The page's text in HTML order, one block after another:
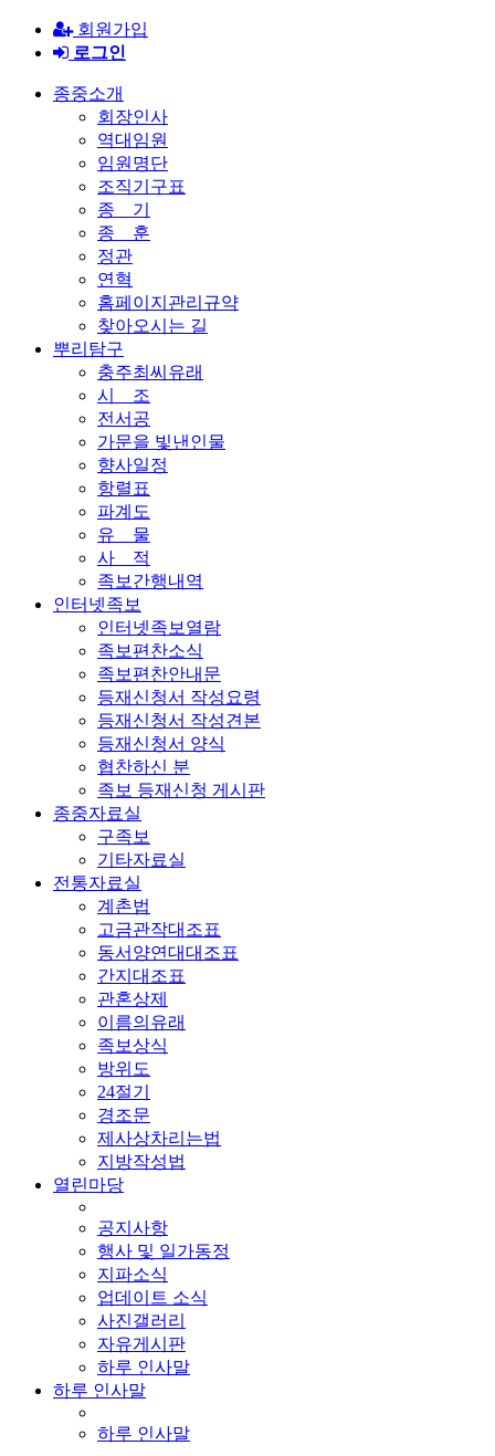
회원가입
로그인
종중소개
회장인사
역대임원
임원명단
조직기구표
종 기
종 훈
정관
연혁
홈페이지관리규약
찾아오시는 길
뿌리탐구
충주최씨유래
시 조
전서공
가문을 빛낸인물
향사일정
항렬표
파계도
유 물
사 적
족보간행내역
인터넷족보
인터넷족보열람
족보편찬소식
족보편찬안내문
등재신청서 작성요령
등재신청서 작성견본
등재신청서 양식
협찬하신 분
족보 등재신청 게시판
종중자료실
구족보
기타자료실
전통자료실
계촌법
고금관작대조표
동서양연대대조표
간지대조표
관혼상제
이름의유래
족보상식
방위도
24절기
경조문
제사상차리는법
지방작성법
열린마당
공지사항
행사 및 일가동정
지파소식
업데이트 소식
사진갤러리
자유게시판
하루 인사말
하루 인사말
하루 인사말